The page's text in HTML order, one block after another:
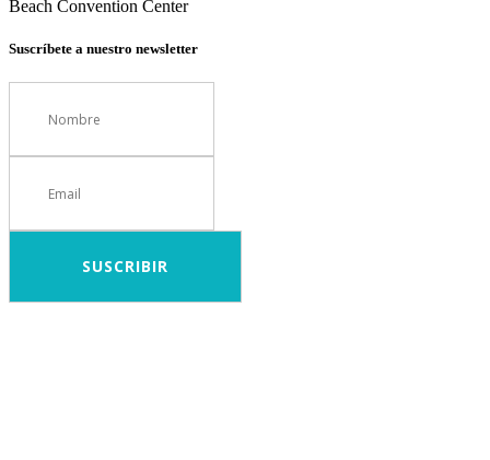
Beach Convention Center
Suscríbete a nuestro newsletter